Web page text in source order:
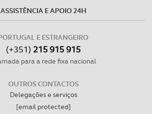
ASSISTÊNCIA E APOIO 24H
E ESTRANGEIRO
(+351) 215 915 915
para a rede fixa nacional
OUTROS CONTACTOS
Delegações e serviços
[email protected]